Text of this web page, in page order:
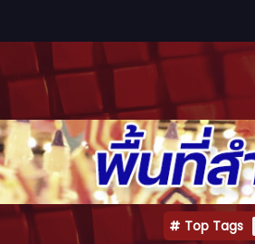
Top Tags